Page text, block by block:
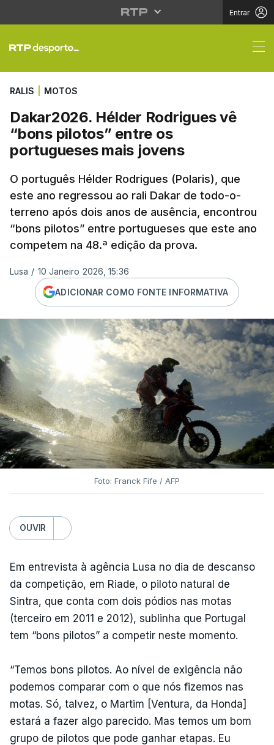
Entrar
Dakar2026. Hélder
RALIS MOTOS
Dakar2026. Hélder Rodrigues vê
“bons pilotos” entre os
portugueses mais jovens
O português Hélder Rodrigues (Polaris), que
este ano regressou ao rali Dakar de todo-o-
terreno após dois anos de ausência, encontrou
“bons pilotos” entre portugueses que este ano
competem na 48.ª edição da prova.
Lusa / 10 Janeiro 2026, 15:36
ADICIONAR COMO FONTE INFORMATIVA
Foto: Franck Fife / AFP
OUVIR
Em entrevista à agência Lusa no dia de descanso
da competição, em Riade, o piloto natural de
Sintra, que conta com dois pódios nas motas
(terceiro em 2011 e 2012), sublinha que Portugal
tem “bons pilotos” a competir neste momento.
“Temos bons pilotos. Ao nível de exigência não
podemos comparar com o que nós fizemos nas
motas. Só, talvez, o Martim [Ventura, da Honda]
estará a fazer algo parecido. Mas temos um bom
grupo de pilotos que pode ganhar etapas. Eu